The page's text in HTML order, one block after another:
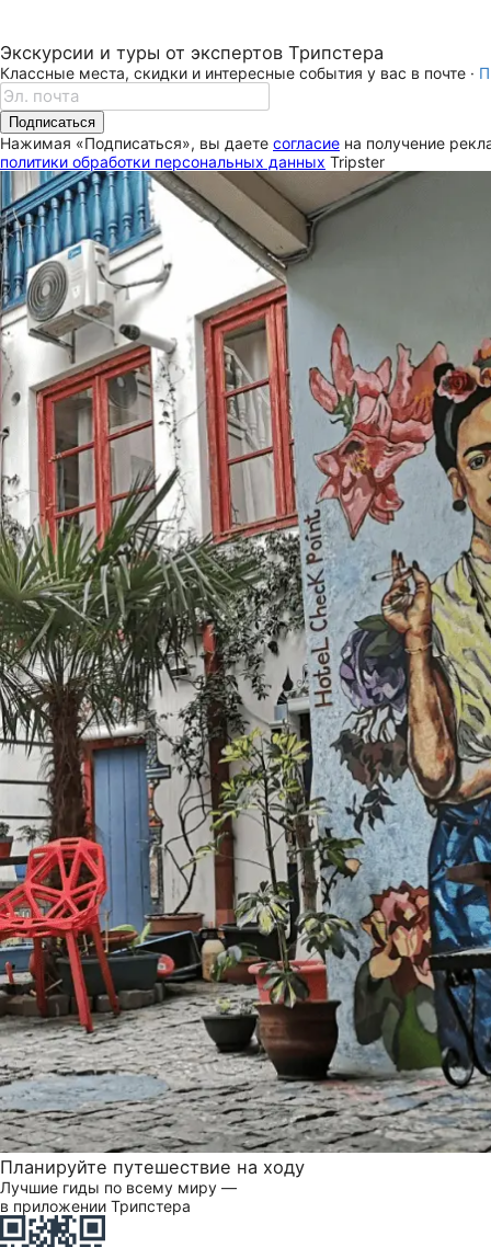
Экскурсии и туры от экспертов Трипстера
Классные места, скидки и интересные события у вас в почте ·
Подписаться
Нажимая «Подписаться», вы даете согласие на получение
политики обработки персональных данных Tripster
Планируйте путешествие на ходу
Лучшие гиды по всему миру —
в приложении Трипстера